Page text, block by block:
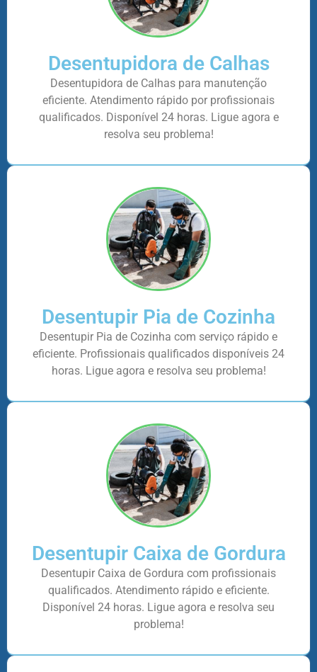
Desentupidora de Calhas
Desentupidora de Calhas para manutenção
eficiente. Atendimento rápido por profissionais
qualificados. Disponível 24 horas. Ligue agora e
resolva seu problema!
Desentupir Pia de Cozinha
Desentupir Pia de Cozinha com serviço rápido e
eficiente. Profissionais qualificados disponíveis 24
horas. Ligue agora e resolva seu problema!
Desentupir Caixa de Gordura
Desentupir Caixa de Gordura com profissionais
qualificados. Atendimento rápido e eficiente.
Disponível 24 horas. Ligue agora e resolva seu
problema!